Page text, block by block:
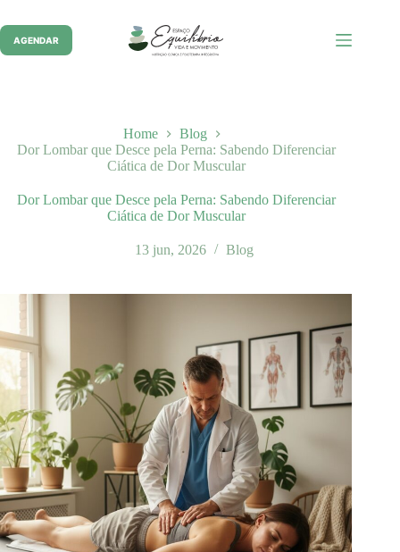
para
conteúdo
AGENDAR
Home
Blog
Dor Lombar que Desce pela Perna: Sabendo Diferenciar
Ciática de Dor Muscular
Dor Lombar que Desce pela Perna: Sabendo Diferenciar
Ciática de Dor Muscular
13 jun, 2026 Blog